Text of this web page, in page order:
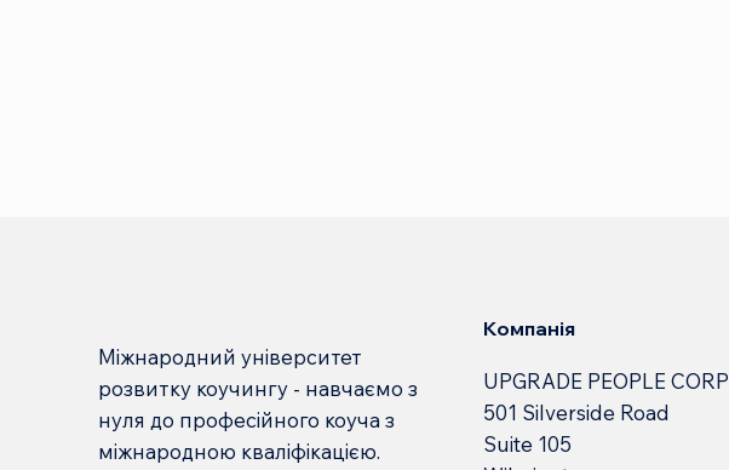
Міжнародний університет
розвитку коучингу - навчаємо з
нуля до професійного коуча з
міжнародною кваліфікацією.
Компанія
UPGRADE PEOPLE CORP
501 Silverside Road
Suite 105